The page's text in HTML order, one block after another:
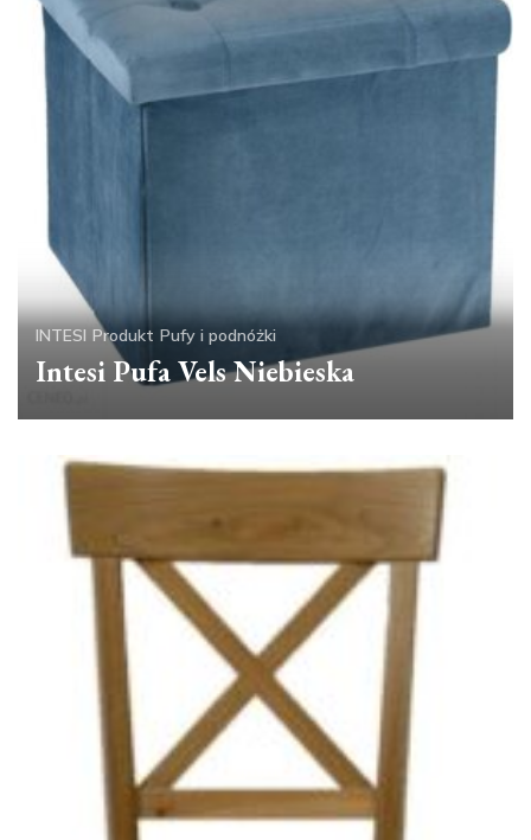
INTESI Produkt Pufy i podnóżki
Intesi Pufa Vels Niebieska